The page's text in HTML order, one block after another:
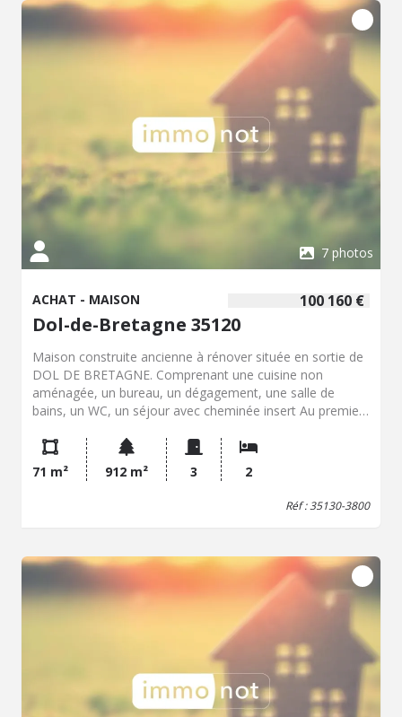
7 photos
100 160 €
ACHAT - MAISON
Dol-de-Bretagne 35120
Maison construite ancienne à rénover située en sortie de
DOL DE BRETAGNE. Comprenant une cuisine non
aménagée, un bureau, un dégagement, une salle de
bains, un WC, un séjour avec cheminée insert Au premier
Accolée coté gauche en façade, une ancienne maison
construite en parpaing et pierres sur terres battues avec
grenier. Terrain clos. Dépendance en bois et couverte en
71 m² 912 m² 3 2
Réf : 35130-3800